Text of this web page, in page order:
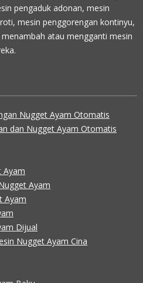
pengaduk adonan, mesin
mesin penggorengan kontinyu,
atau mengganti mesin
Nugget Ayam Otomatis
dan Nugget Ayam Otomatis
Ayam
Ayam
Ayam
Dijual
Nugget Ayam Cina